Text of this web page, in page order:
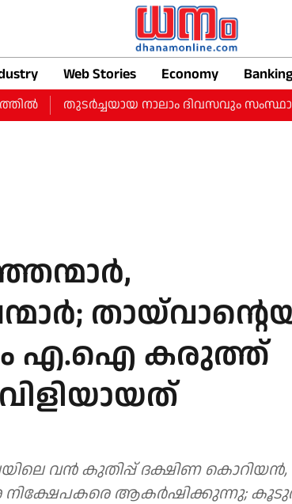
Web Stories Economy
തുടർച്ചയായ നാലാം ദിവസവും സംസ്ഥാനത്തെ
എ.ഐ കരുത്ത്
വന്‍ കുതിപ്പ് ദക്ഷിണ കൊറിയന്‍,
നിക്ഷേപകരെ ആകര്‍ഷിക്കുന്നു;